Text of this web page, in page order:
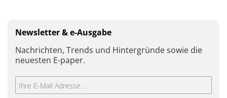
Newsletter & e-Ausgabe
Nachrichten, Trends und Hintergründe sowie die
neuesten E-paper.